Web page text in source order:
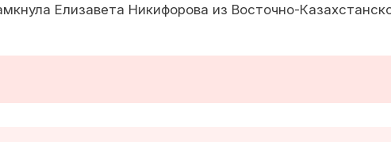
Елизавета Никифорова из Восточно-